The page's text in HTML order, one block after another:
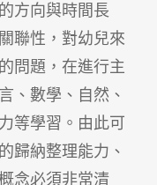
方向與時間長
聯性，對幼兒來
問題，在進行主
、數學、自然、
等學習。由此可
歸納整理能力、
念必須非常清